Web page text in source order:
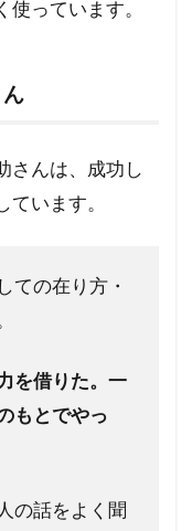
っています。
さんは、成功し
います。
ての在り方・
を借りた。一
もとでやっ
の話をよく聞